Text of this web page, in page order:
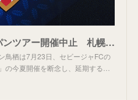
セビージャの今夏ジャパンツアー開催中止 札幌＆鳥栖は主催の延期決定を受け入れたと発表
鳥栖は7月23日、セビージャFCの
の今夏開催を断念し、延期する…